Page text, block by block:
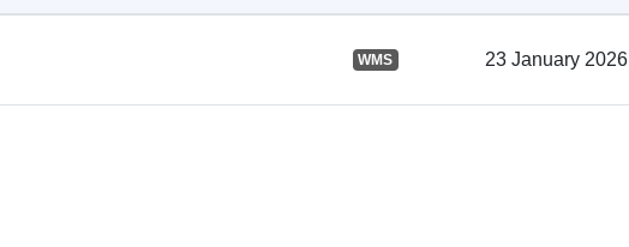
WMS 23 January 2026
uriRef: